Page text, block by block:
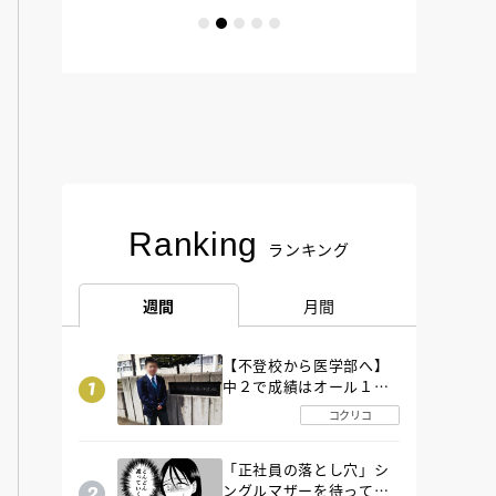
Ranking ランキング
週間 月間
【不登校から医学部へ】
中２で成績はオール１
「昼夜逆転」したわが子
を”夜遊び”に連れ出した
コクリコ
「正社員の落とし穴」シ
ングルマザーを待ってい